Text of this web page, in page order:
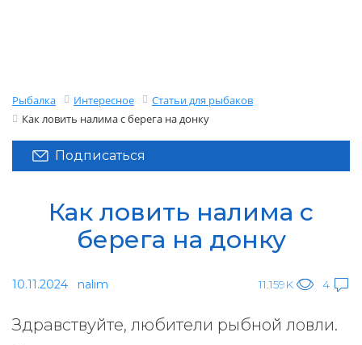
Рыбалка Интересное
Статьи для рыбаков
Как ловить налима с берега на донку
Подписаться
Как ловить налима с
берега на донку
10.11.2024 nalim 11.159K 4
Здравствуйте, любители рыбной ловли.